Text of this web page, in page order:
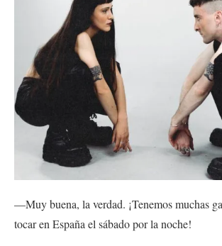
—Muy buena, la verdad. ¡Tenemos muchas
tocar en España el sábado por la noche!